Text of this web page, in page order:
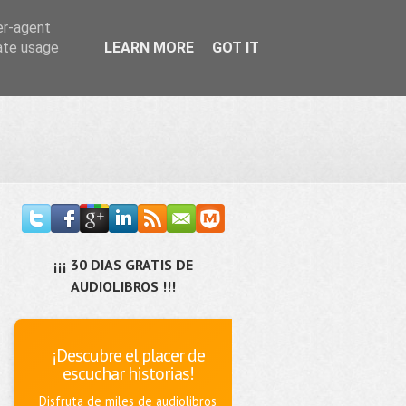
¡¡¡ 30 DIAS GRATIS DE
AUDIOLIBROS !!!
¡Descubre el placer de
escuchar historias!
Disfruta de miles de audiolibros
agent
usage
LEARN MORE GOT IT